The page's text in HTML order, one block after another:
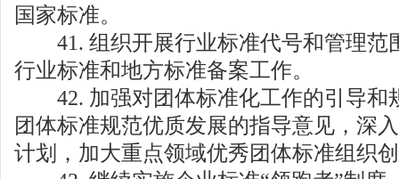
国家标准。
41. 组织开展行业标准代号和管理范
行业标准和地方标准备案工作。
42. 加强对团体标准化工作的引导和
团体标准规范优质发展的指导意见，深
计划，加大重点领域优秀团体标准组织